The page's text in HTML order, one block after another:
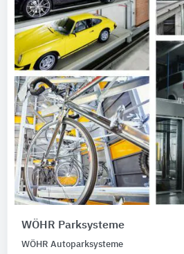
WÖHR Parksysteme
WÖHR Autoparksysteme